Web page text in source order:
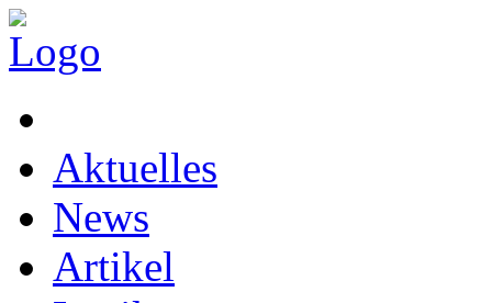
Aktuelles
News
Artikel